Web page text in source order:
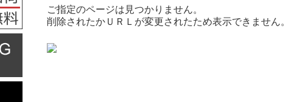
ご指定のページは見つかりません。
削除されたかＵＲＬが変更されたため表示できません。